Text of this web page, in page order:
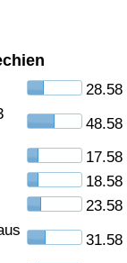
28.58
48.58
17.58
18.58
23.58
31.58